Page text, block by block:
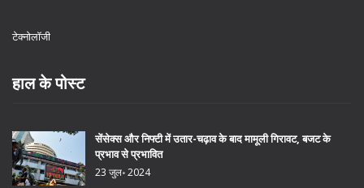
टेक्नोलॉजी
हाल के पोस्ट
सेंसेक्स और निफ्टी में उतार-चढ़ाव के बाद मामूली गिरावट, बजट के
प्रभाव से प्रभावित
23 जुल॰ 2024